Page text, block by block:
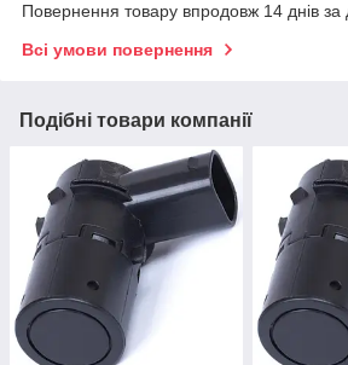
Повернення товару впродовж 14 днів за
Всі умови повернення
Подібні товари компанії